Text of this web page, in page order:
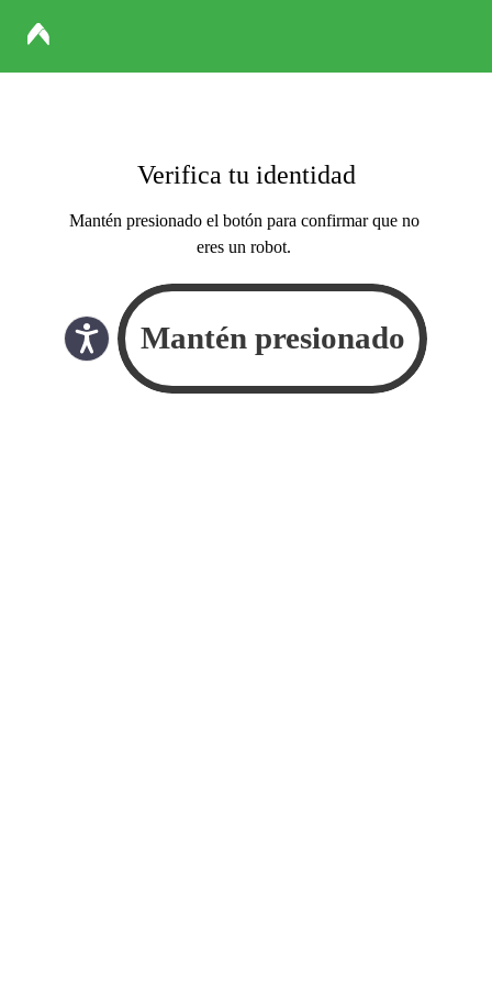
Verifica tu identidad
Mantén presionado el botón para confirmar que no
eres un robot.